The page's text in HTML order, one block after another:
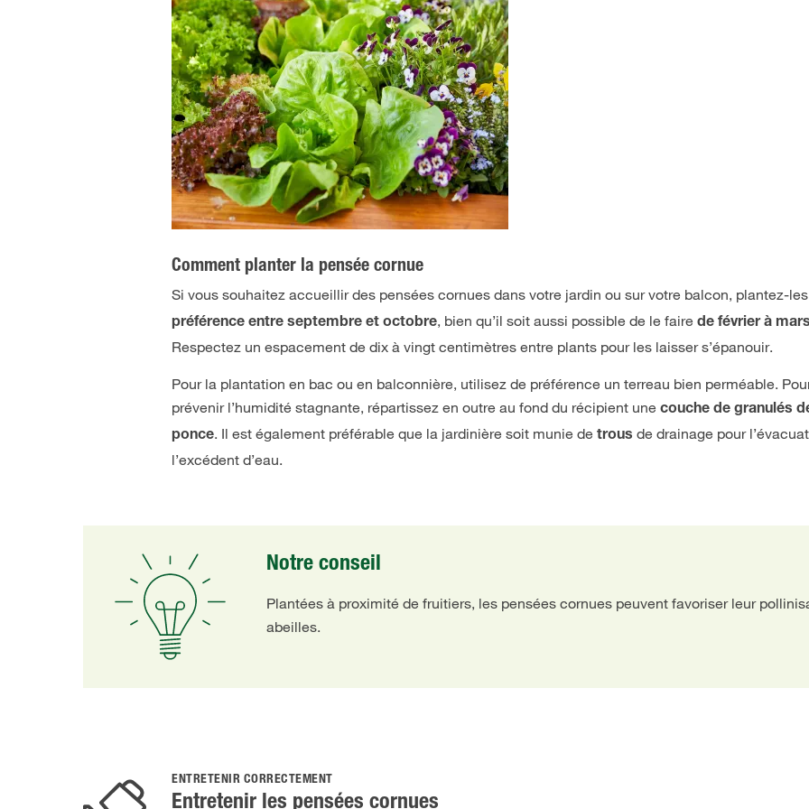
Comment planter la pensée cornue
Si vous souhaitez accueillir des pensées cornues dans votre jardin ou sur votre balcon, plantez-
préférence entre septembre et octobre, bien qu’il soit aussi possible de le fairede février à mars
Respectez un espacement de dix à vingt centimètres entre plants pour les laisser s’épanouir.
Pour la plantation en bac ou en balconnière, utilisez de préférence un terreau bien perméable.
prévenir l’humidité stagnante, répartissez en outre au fond du récipient unecouche de granulés
ponce. Il est également préférable que la jardinière soit munie detrousde drainage pour
l’excédent d’eau.
Notre conseil
Plantées à proximité de fruitiers, les pensées cornues peuvent favoriser leur
abeilles.
ENTRETENIR CORRECTEMENT
Entretenir les pensées cornues